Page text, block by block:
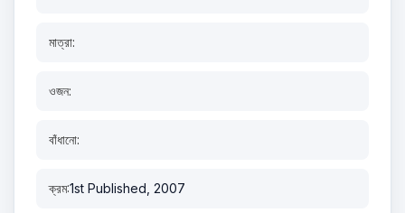
মাত্রা:
ওজন:
বাঁধানো:
ক্রম:1st Published, 2007